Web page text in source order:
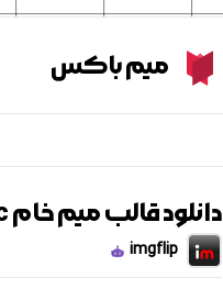
Meme Boxمیم باکس
دانلود قالب میم خام Spongebob panic
imgflip